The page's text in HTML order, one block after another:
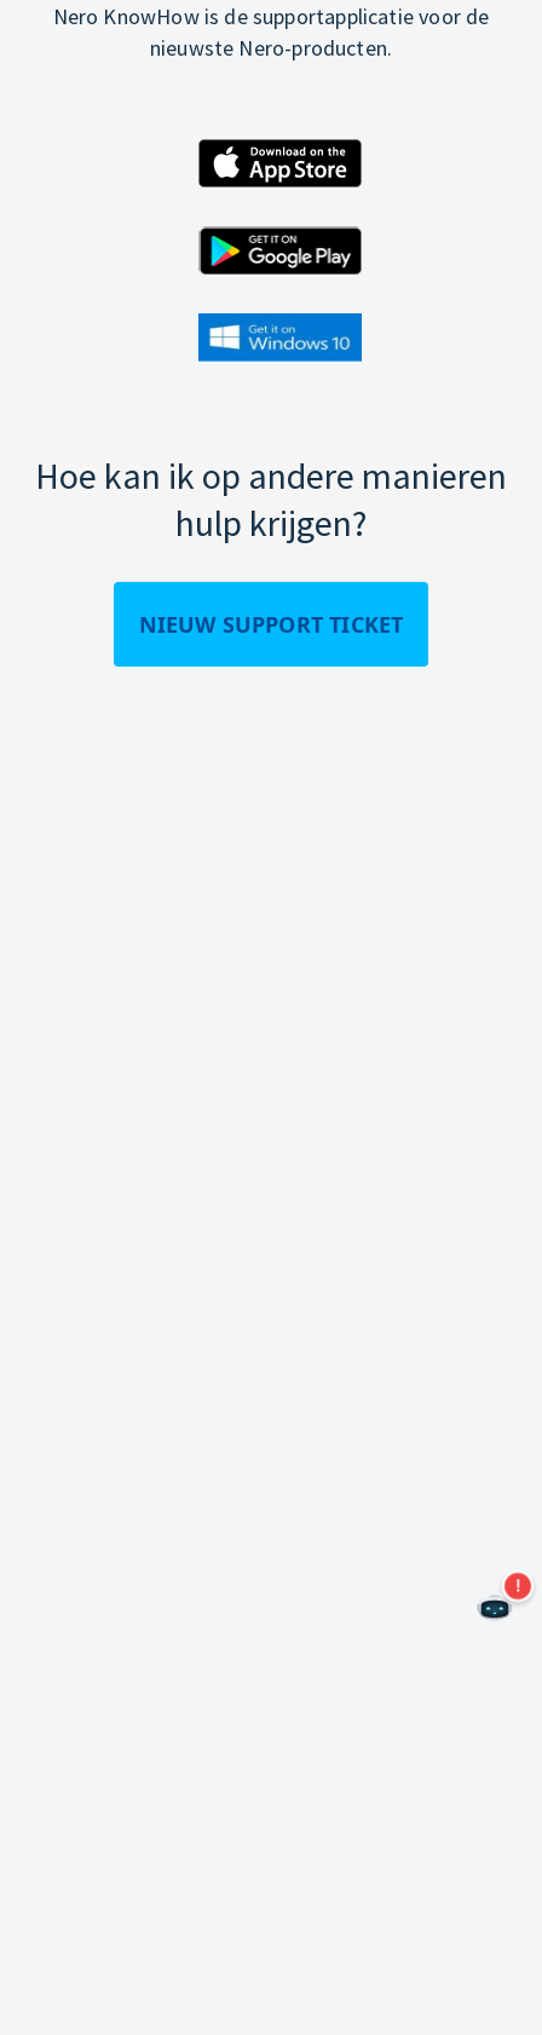
Nero KnowHow is de supportapplicatie voor de
nieuwste Nero-producten.
Hoe kan ik op andere manieren
hulp krijgen?
NIEUW SUPPORT TICKET